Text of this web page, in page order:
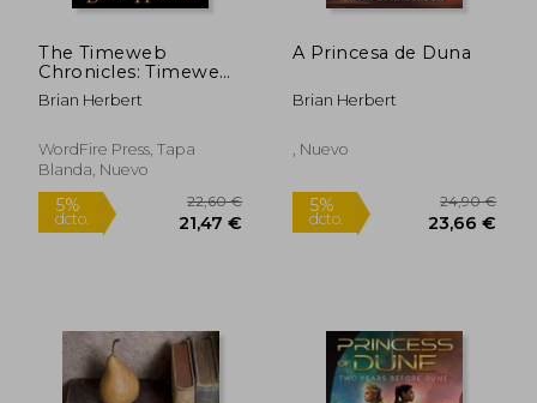
The Timeweb
Chronicles: Timeweb
Trilogy Omnibus
Brian Herbert
WordFire Press, Tapa
Blanda, Nuevo
A Princesa de Duna
Brian Herbert
, Nuevo